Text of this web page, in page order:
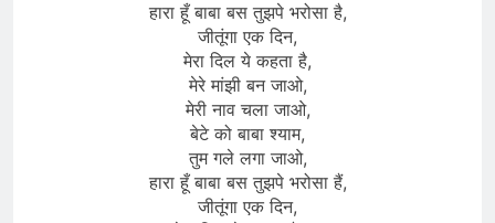
हारा हूँ बाबा बस तुझपे भरोसा है,
जीतूंगा एक दिन,
मेरा दिल ये कहता है,
मेरे मांझी बन जाओ,
मेरी नाव चला जाओ,
बेटे को बाबा श्याम,
तुम गले लगा जाओ,
हारा हूँ बाबा बस तुझपे भरोसा हैं,
जीतूंगा एक दिन,